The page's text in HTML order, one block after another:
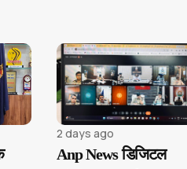
2 days ago
Anp News डिजिटल